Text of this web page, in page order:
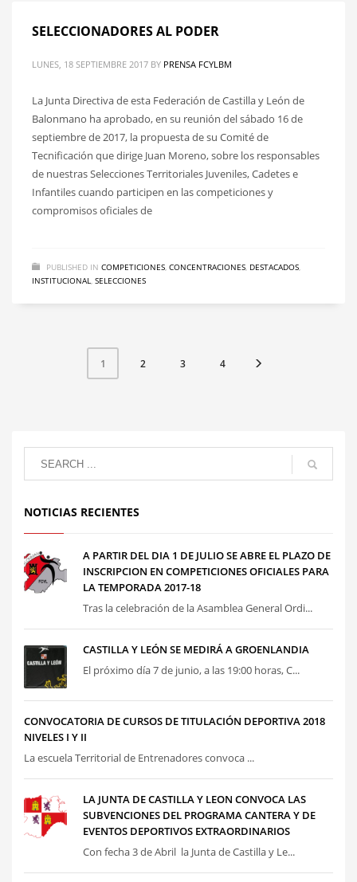
SELECCIONADORES AL PODER
LUNES, 18 SEPTIEMBRE 2017 BY PRENSA FCYLBM
La Junta Directiva de esta Federación de Castilla y León de
Balonmano ha aprobado, en su reunión del sábado 16 de
septiembre de 2017, la propuesta de su Comité de
Tecnificación que dirige Juan Moreno, sobre los responsables
de nuestras Selecciones Territoriales Juveniles, Cadetes e
Infantiles cuando participen en las competiciones y
compromisos oficiales de
PUBLISHED IN COMPETICIONES CONCENTRACIONES DESTACADOS
INSTITUCIONAL SELECCIONES
1 2 3 4
NOTICIAS RECIENTES
A PARTIR DEL DIA 1 DE JULIO SE ABRE EL PLAZO DE
INSCRIPCION EN COMPETICIONES OFICIALES PARA
LA TEMPORADA 2017-18
Tras la celebración de la Asamblea General Ordi...
CASTILLA Y LEÓN SE MEDIRÁ A GROENLANDIA
El próximo día 7 de junio, a las 19:00 horas, C...
CONVOCATORIA DE CURSOS DE TITULACIÓN DEPORTIVA 2018
NIVELES I Y II
La escuela Territorial de Entrenadores convoca ...
LA JUNTA DE CASTILLA Y LEON CONVOCA LAS
SUBVENCIONES DEL PROGRAMA CANTERA Y DE
EVENTOS DEPORTIVOS EXTRAORDINARIOS
Con fecha 3 de Abril la Junta de Castilla y Le...